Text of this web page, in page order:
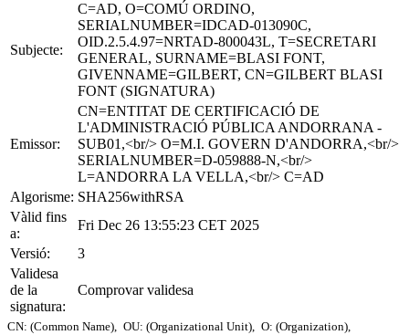
Subjecte:
C=AD, O=COMÚ ORDINO,
SERIALNUMBER=IDCAD-013090C,
OID.2.5.4.97=NRTAD-800043L, T=SECRETARI
GENERAL, SURNAME=BLASI FONT,
GIVENNAME=GILBERT, CN=GILBERT BLASI
FONT (SIGNATURA)
Emissor:
CN=ENTITAT DE CERTIFICACIÓ DE
L'ADMINISTRACIÓ PÚBLICA ANDORRANA -
SUB01,<br/> O=M.I. GOVERN D'ANDORRA,<br/>
SERIALNUMBER=D-059888-N,<br/>
L=ANDORRA LA VELLA,<br/> C=AD
Algorisme: SHA256withRSA
Vàlid fins
a:
Fri Dec 26 13:55:23 CET 2025
Versió:
3
Validesa
de la
signatura:
Comprovar validesa
CN: (Common Name), OU: (Organizational Unit), O: (Organization),